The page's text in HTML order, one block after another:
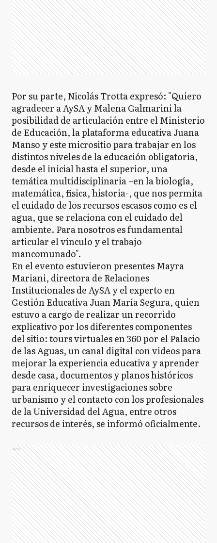
Por su parte, Nicolás Trotta expresó: "Quiero
agradecer a AySA y Malena Galmarini la
posibilidad de articulación entre el Ministerio
de Educación, la plataforma educativa Juana
Manso y este micrositio para trabajar en los
distintos niveles de la educación obligatoria,
desde el inicial hasta el superior, una
temática multidisciplinaria –en la biología,
matemática, física, historia-, que nos permita
el cuidado de los recursos escasos como es el
agua, que se relaciona con el cuidado del
ambiente. Para nosotros es fundamental
articular el vínculo y el trabajo
mancomunado".
En el evento estuvieron presentes Mayra
Mariani, directora de Relaciones
Institucionales de AySA y el experto en
Gestión Educativa Juan María Segura, quien
estuvo a cargo de realizar un recorrido
explicativo por los diferentes componentes
del sitio: tours virtuales en 360 por el Palacio
de las Aguas, un canal digital con videos para
mejorar la experiencia educativa y aprender
desde casa, documentos y planos históricos
para enriquecer investigaciones sobre
urbanismo y el contacto con los profesionales
de la Universidad del Agua, entre otros
recursos de interés, se informó oficialmente.
Ads